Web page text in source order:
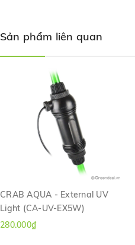
Sản phẩm liên quan
CRAB AQUA - External UV
Light (CA-UV-EX5W)
280.000₫